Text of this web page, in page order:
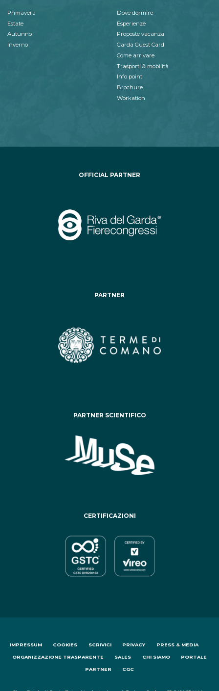
Primavera
Estate
Autunno
Inverno
Dove dormire
Esperienze
Proposte vacanza
Garda Guest Card
Come arrivare
Trasporti & mobilità
Info point
Brochure
Workation
OFFICIAL PARTNER
PARTNER
PARTNER SCIENTIFICO
CERTIFICAZIONI
IMPRESSUM COOKIES SCRIVICI PRIVACY PRESS & MEDIA
ORGANIZZAZIONE TRASPARENTE SALES CHI SIAMO PORTALE
PARTNER CGC